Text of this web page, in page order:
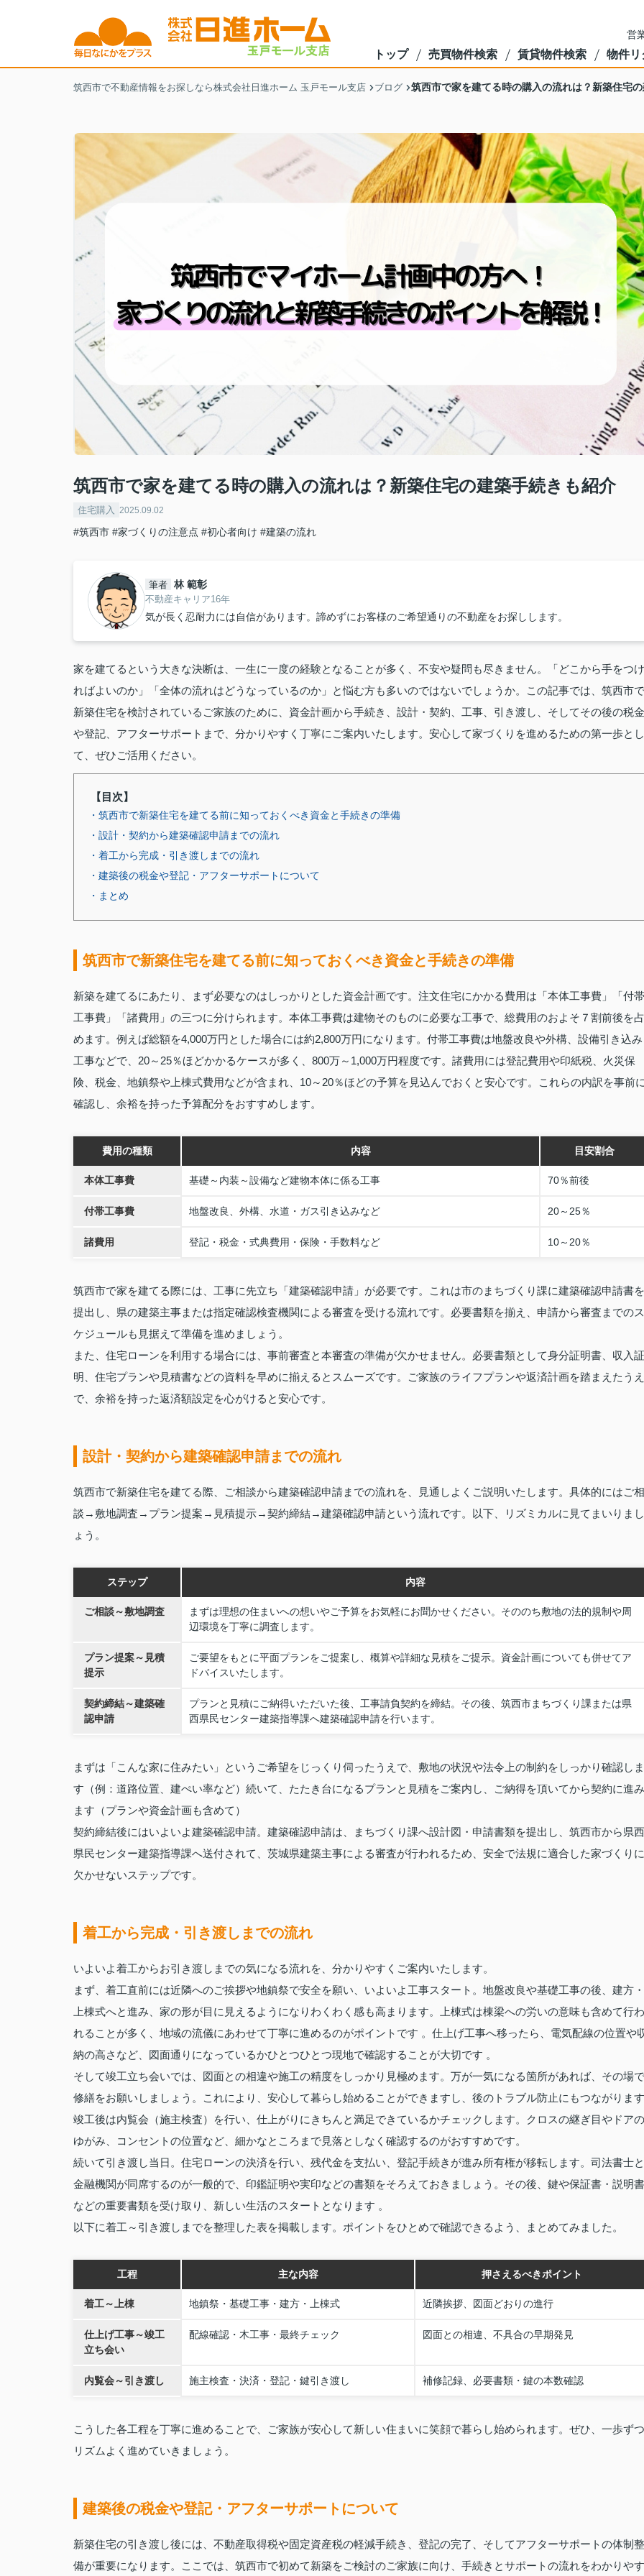
営
トップ 売買物件検索 賃貸物件検索 物件リ
筑西市で不動産情報をお探しなら株式会社日進ホーム 玉戸モール支店 ブログ 筑西市で家を建てる時の購入の流れは？新築住宅
筑西市で家を建てる時の購入の流れは？新築住宅の建築手続きも紹介
住宅購入 2025.09.02
#筑西市 #家づくりの注意点 #初心者向け #建築の流れ
筆者 林 範彰
不動産キャリア16年
気が長く忍耐力には自信があります。諦めずにお客様のご希望通りの不動産をお探しします。
家を建てるという大きな決断は、一生に一度の経験となることが多く、不安や疑問も尽きません。「どこから手をつけ
ればよいのか」「全体の流れはどうなっているのか」と悩む方も多いのではないでしょうか。この記事では、筑西市で
新築住宅を検討されているご家族のために、資金計画から手続き、設計・契約、工事、引き渡し、そしてその後の税金
や登記、アフターサポートまで、分かりやすく丁寧にご案内いたします。安心して家づくりを進めるための第一歩とし
て、ぜひご活用ください。
【目次】
・筑西市で新築住宅を建てる前に知っておくべき資金と手続きの準備
・設計・契約から建築確認申請までの流れ
・着工から完成・引き渡しまでの流れ
・建築後の税金や登記・アフターサポートについて
・まとめ
筑西市で新築住宅を建てる前に知っておくべき資金と手続きの準備
新築を建てるにあたり、まず必要なのはしっかりとした資金計画です。注文住宅にかかる費用は「本体工事費」「付帯
工事費」「諸費用」の三つに分けられます。本体工事費は建物そのものに必要な工事で、総費用のおよそ７割前後を占
めます。例えば総額を4,000万円とした場合には約2,800万円になります。付帯工事費は地盤改良や外構、設備引き込み
工事などで、20～25％ほどかかるケースが多く、800万～1,000万円程度です。諸費用には登記費用や印紙税、火災保
険、税金、地鎮祭や上棟式費用などが含まれ、10～20％ほどの予算を見込んでおくと安心です。これらの内訳を事前に
確認し、余裕を持った予算配分をおすすめします。
費用の種類 内容 目安割合
本体工事費 基礎～内装～設備など建物本体に係る工事 70％前後
付帯工事費 地盤改良、外構、水道・ガス引き込みなど 20～25％
諸費用 登記・税金・式典費用・保険・手数料など 10～20％
筑西市で家を建てる際には、工事に先立ち「建築確認申請」が必要です。これは市のまちづくり課に建築確認申請書を
提出し、県の建築主事または指定確認検査機関による審査を受ける流れです。必要書類を揃え、申請から審査までのス
ケジュールも見据えて準備を進めましょう。
また、住宅ローンを利用する場合には、事前審査と本審査の準備が欠かせません。必要書類として身分証明書、収入証
明、住宅プランや見積書などの資料を早めに揃えるとスムーズです。ご家族のライフプランや返済計画を踏まえたうえ
で、余裕を持った返済額設定を心がけると安心です。
設計・契約から建築確認申請までの流れ
筑西市で新築住宅を建てる際、ご相談から建築確認申請までの流れを、見通しよくご説明いたします。具体的にはご相
談→敷地調査→プラン提案→見積提示→契約締結→建築確認申請という流れです。以下、リズミカルに見てまいりまし
ょう。
ステップ 内容
ご相談～敷地調査
まずは理想の住まいへの想いやご予算をお気軽にお聞かせください。そののち敷地の法的規制や周
辺環境を丁寧に調査します。
プラン提案～見積
提示
ご要望をもとに平面プランをご提案し、概算や詳細な見積をご提示。資金計画についても併せてア
ドバイスいたします。
契約締結～建築確
認申請
プランと見積にご納得いただいた後、工事請負契約を締結。その後、筑西市まちづくり課または県
西県民センター建築指導課へ建築確認申請を行います。
まずは「こんな家に住みたい」というご希望をじっくり伺ったうえで、敷地の状況や法令上の制約をしっかり確認しま
す（例：道路位置、建ぺい率など）続いて、たたき台になるプランと見積をご案内し、ご納得を頂いてから契約に進み
ます（プランや資金計画も含めて）
契約締結後にはいよいよ建築確認申請。建築確認申請は、まちづくり課へ設計図・申請書類を提出し、筑西市から県西
県民センター建築指導課へ送付されて、茨城県建築主事による審査が行われるため、安全で法規に適合した家づくりに
欠かせないステップです。
着工から完成・引き渡しまでの流れ
いよいよ着工からお引き渡しまでの気になる流れを、分かりやすくご案内いたします。
まず、着工直前には近隣へのご挨拶や地鎮祭で安全を願い、いよいよ工事スタート。地盤改良や基礎工事の後、建方・
上棟式へと進み、家の形が目に見えるようになりわくわく感も高まります。上棟式は棟梁への労いの意味も含めて行わ
れることが多く、地域の流儀にあわせて丁寧に進めるのがポイントです 。仕上げ工事へ移ったら、電気配線の位置や
納の高さなど、図面通りになっているかひとつひとつ現地で確認することが大切です 。
そして竣工立ち会いでは、図面との相違や施工の精度をしっかり見極めます。万が一気になる箇所があれば、その場で
修繕をお願いしましょう。これにより、安心して暮らし始めることができますし、後のトラブル防止にもつながります
竣工後は内覧会（施主検査）を行い、仕上がりにきちんと満足できているかチェックします。クロスの継ぎ目やドアの
ゆがみ、コンセントの位置など、細かなところまで見落としなく確認するのがおすすめです。
続いて引き渡し当日。住宅ローンの決済を行い、残代金を支払い、登記手続きが進み所有権が移転します。司法書士と
金融機関が同席するのが一般的で、印鑑証明や実印などの書類をそろえておきましょう。その後、鍵や保証書・説明書
などの重要書類を受け取り、新しい生活のスタートとなります 。
以下に着工～引き渡しまでを整理した表を掲載します。ポイントをひとめで確認できるよう、まとめてみました。
工程 主な内容 押さえるべきポイント
着工～上棟 地鎮祭・基礎工事・建方・上棟式 近隣挨拶、図面どおりの進行
仕上げ工事～竣工
立ち会い
配線確認・木工事・最終チェック 図面との相違、不具合の早期発見
内覧会～引き渡し 施主検査・決済・登記・鍵引き渡し 補修記録、必要書類・鍵の本数確認
こうした各工程を丁寧に進めることで、ご家族が安心して新しい住まいに笑顔で暮らし始められます。ぜひ、一歩ずつ
リズムよく進めていきましょう。
建築後の税金や登記・アフターサポートについて
新築住宅の引き渡し後には、不動産取得税や固定資産税の軽減手続き、登記の完了、そしてアフターサポートの体制整
備が重要になります。ここでは、筑西市で初めて新築をご検討のご家族に向け、手続きとサポートの流れをわかりやす